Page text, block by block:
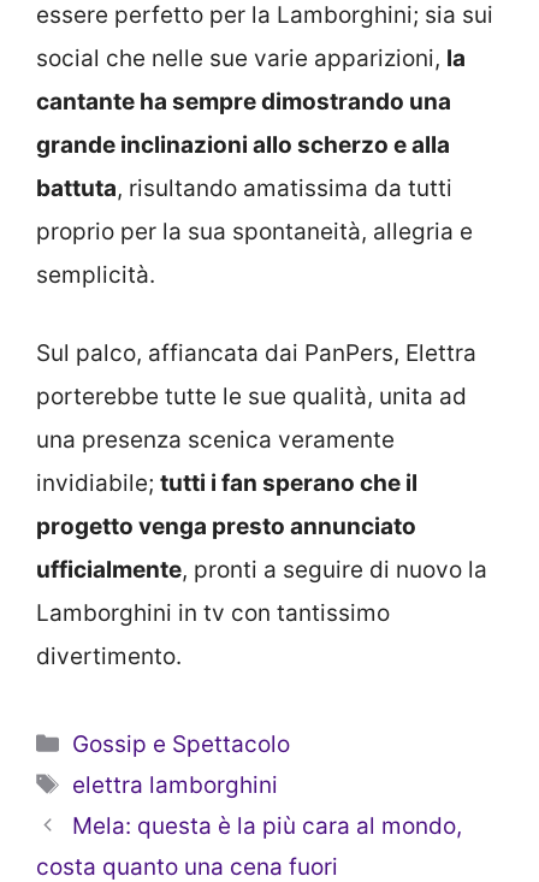
essere perfetto per la Lamborghini; sia sui
social che nelle sue varie apparizioni, la
cantante ha sempre dimostrando una
grande inclinazioni allo scherzo e alla
battuta, risultando amatissima da tutti
proprio per la sua spontaneità, allegria e
semplicità.
Sul palco, affiancata dai PanPers, Elettra
porterebbe tutte le sue qualità, unita ad
una presenza scenica veramente
invidiabile; tutti i fan sperano che il
progetto venga presto annunciato
ufficialmente, pronti a seguire di nuovo la
Lamborghini in tv con tantissimo
divertimento.
Categorie
Gossip e Spettacolo
Tag
elettra lamborghini
Mela: questa è la più cara al mondo,
costa quanto una cena fuori